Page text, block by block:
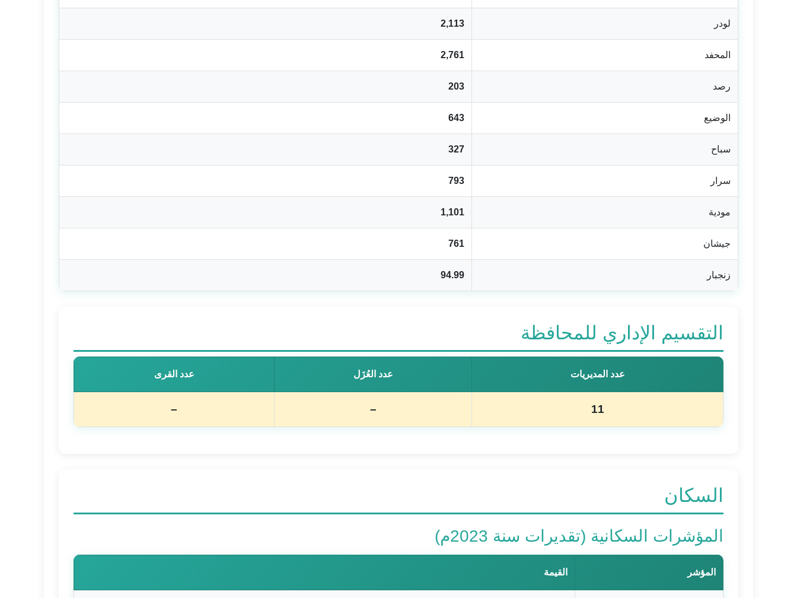
لودر 2,113
المحفد 2,761
رصد 203
الوضيع 643
سباح 327
سرار 793
مودية 1,101
جيشان 761
زنجبار 94.99
التقسيم الإداري للمحافظة
عدد المديريات عدد العُزَل عدد القرى
11
–
–
السكان
المؤشرات السكانية (تقديرات سنة 2023م)
المؤشر القيمة